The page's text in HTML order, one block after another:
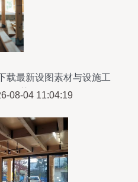
载最新设图素材与设施工
务推荐
08-04 11:04:19